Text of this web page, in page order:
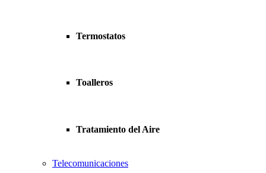
Termostatos
Toalleros
Tratamiento del Aire
Telecomunicaciones